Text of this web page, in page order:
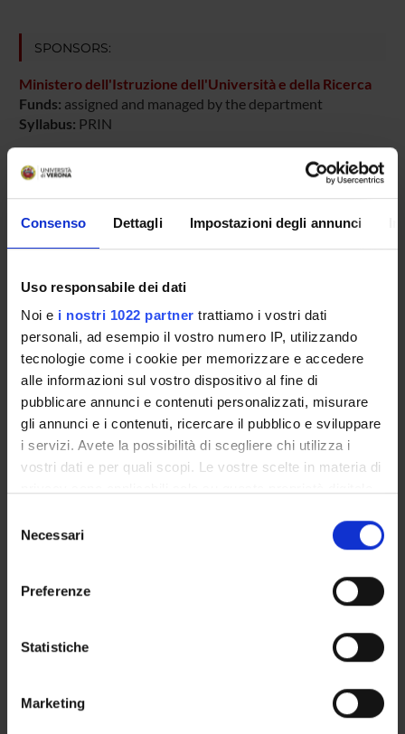
Consenso Dettagli Impostazioni degli annunci
Uso responsabile dei dati
Noi e i nostri 1022 partner trattiamo i vostri dati
personali, ad esempio il vostro numero IP, utilizzando
tecnologie come i cookie per memorizzare e accedere
alle informazioni sul vostro dispositivo al fine di
pubblicare annunci e contenuti personalizzati, misurare
gli annunci e i contenuti, ricercare il pubblico e sviluppare
i servizi. Avete la possibilità di scegliere chi utilizza i
vostri dati e per quali scopi. Le vostre scelte in materia di
modificare o revocare il proprio consenso in qualsiasi
momento dalla Dichiarazione sui cookie o facendo clic
raccogliere informazioni sulla tua posizione
geografica, con un'approssimazione di qualche
Identificare il tuo dispositivo, scansionandolo
delNecessari
Preferenze
Statistiche
Marketing
SPONSORS:
Ministero dell'Istruzione dell'Università e della Ricerca
Funds: assigned and managed by the department
Syllabus: PRIN
PROJECT PARTICIPANTS
Elena Formaggio
Guido Francesco Fumagalli
Spin-off staff
Francesca Marini
Mara Mazzola
RESEARCH AREAS
RESEARCH GROUPS